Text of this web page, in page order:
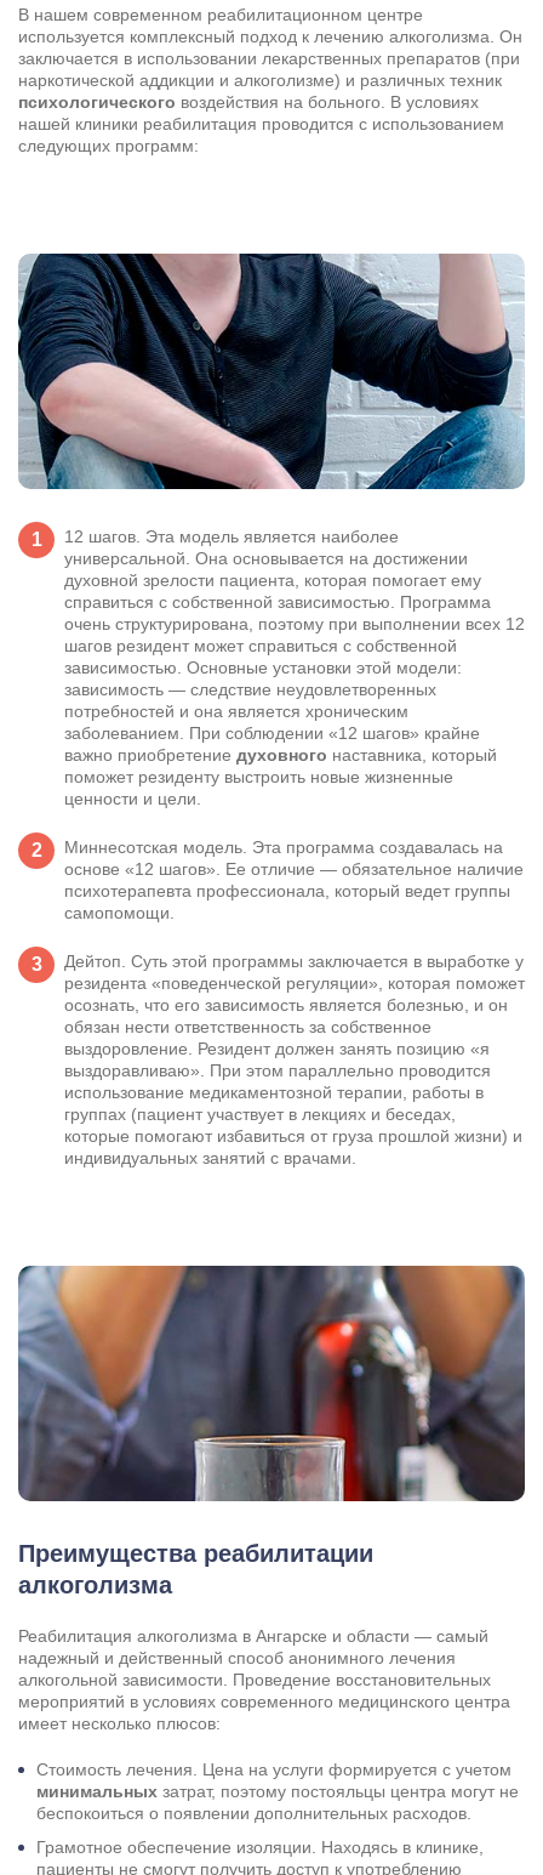
В нашем современном реабилитационном центре
используется комплексный подход к лечению алкоголизма. Он
заключается в использовании лекарственных препаратов (при
наркотической аддикции и алкоголизме) и различных техник
психологического воздействия на больного. В условиях
нашей клиники реабилитация проводится с использованием
следующих программ:
12 шагов. Эта модель является наиболее
универсальной. Она основывается на достижении
духовной зрелости пациента, которая помогает ему
справиться с собственной зависимостью. Программа
очень структурирована, поэтому при выполнении всех 12
шагов резидент может справиться с собственной
зависимостью. Основные установки этой модели:
зависимость — следствие неудовлетворенных
потребностей и она является хроническим
заболеванием. При соблюдении «12 шагов» крайне
важно приобретение духовного наставника, который
поможет резиденту выстроить новые жизненные
ценности и цели.
Миннесотская модель. Эта программа создавалась на
основе «12 шагов». Ее отличие — обязательное наличие
психотерапевта профессионала, который ведет группы
самопомощи.
Дейтоп. Суть этой программы заключается в выработке у
резидента «поведенческой регуляции», которая поможет
осознать, что его зависимость является болезнью, и он
обязан нести ответственность за собственное
выздоровление. Резидент должен занять позицию «я
выздоравливаю». При этом параллельно проводится
использование медикаментозной терапии, работы в
группах (пациент участвует в лекциях и беседах,
которые помогают избавиться от груза прошлой жизни) и
индивидуальных занятий с врачами.
Преимущества реабилитации
алкоголизма
Реабилитация алкоголизма в Ангарске и области — самый
надежный и действенный способ анонимного лечения
алкогольной зависимости. Проведение восстановительных
мероприятий в условиях современного медицинского центра
имеет несколько плюсов:
Стоимость лечения. Цена на услуги формируется с учетом
минимальных затрат, поэтому постояльцы центра могут не
беспокоиться о появлении дополнительных расходов.
Грамотное обеспечение изоляции. Находясь в клинике,
пациенты не смогут получить доступ к употреблению
Нажимая кнопку я соглашаюсь с политикой конфиденциальности
ипользовательским соглашением
Вызвать специалиста
Результаты поиска (0)